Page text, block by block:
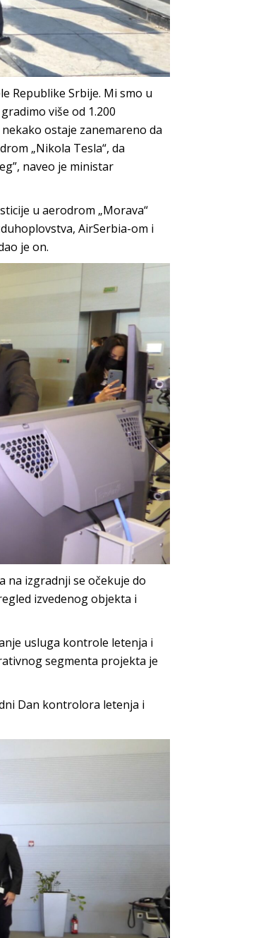
Republike Srbije. Mi smo u
više od 1.200
ostaje zanemareno da
„Nikola Tesla“, da
naveo je ministar
u aerodrom „Morava“
AirSerbia-om i
je on.
na izgradnji se očekuje do
izvedenog objekta i
usluga kontrole letenja i
segmenta projekta je
Dan kontrolora letenja i